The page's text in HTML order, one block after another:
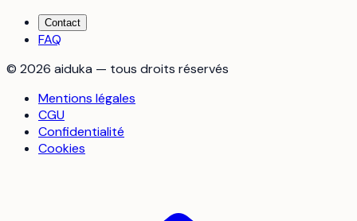
Contact
FAQ
© 2026 aiduka — tous droits réservés
Mentions légales
CGU
Confidentialité
Cookies